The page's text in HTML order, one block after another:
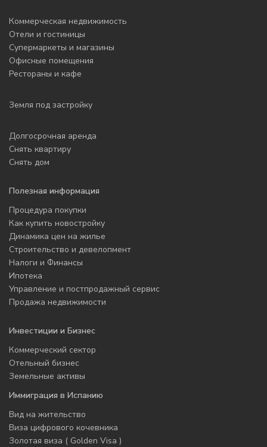
Коммерческая недвижимость
Отели и гостиницы
Супермаркеты и магазины
Офисные помещения
Рестораны и кафе
Земля под застройку
Долгосрочная аренда
Снять квартиру
Снять дом
Полезная информация
Процедура покупки
Как купить новостройку
Динамика цен на жилье
Строительство и девелопмент
Налоги и Финансы
Ипотека
Управление и постпродажный сервис
Продажа недвижимости
Инвестиции и Бизнес
Коммерческий сектор
Отельный бизнес
Земельные активы
Иммиграция в Испанию
Вид на жительство
Виза цифрового кочевника
Золотая виза ( Golden Visa )